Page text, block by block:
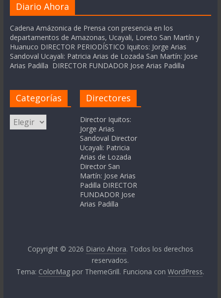
Diario Ahora
Cadena Amázonica de Prensa con presencia en los
departamentos de Amazonas, Ucayali, Loreto San Martín y
Huanuco DIRECTOR PERIODÍSTICO Iquitos: Jorge Arias
Sandoval Ucayali: Patricia Arias de Lozada San Martín: Jose
Arias Padilla DIRECTOR FUNDADOR Jose Arias Padilla
Categorías
Categorías
Directores
Director Iquitos:
Jorge Arias
Sandoval Director
Ucayali: Patricia
Arias de Lozada
Director San
Martín: Jose Arias
Padilla DIRECTOR
FUNDADOR Jose
Arias Padilla
Copyright © 2026 Diario Ahora. Todos los derechos
reservados.
Tema: ColorMag por ThemeGrill. Funciona conWordPress.